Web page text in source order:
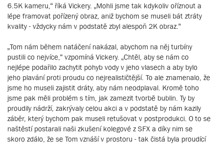
6.5K kameru,“ říká Vickery. „Mohli jsme tak kdykoliv oříznout a
lépe framovat pořízený obraz, aniž bychom se museli bát ztráty
kvality - vždycky nám v podstatě zbyl alespoň 2K obraz.“
„Tom nám během natáčení nakázal, abychom na něj turbíny
pustili co nejvíce,“ vzpomíná Vickery. „Chtěl, aby se nám co
nejlépe podařilo zachytit pohyb vody v jeho vlasech a aby bylo
jeho plavání proti proudu co nejrealističtější. To ale znamenalo, že
jsme ho museli zajistit dráty, aby nám neodplaval. Kromě toho
jsme pak měli problém s tím, jak zamezit tvorbě bublin. Ty by
proudily nádrží, zakrývaly celou akci a v podstatě by nám kazily
záběr, který bychom pak museli retušovat v postprodukci. O to se
naštěstí postarali naši zkušení kolegové z SFX a díky nim se
skoro zdálo, že se Tom vznáší v prostoru - tak čistá byla proudící